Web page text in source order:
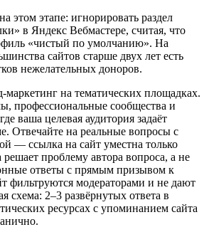
этом этапе: игнорировать раздел
в Яндекс Вебмастере, считая, что
«чистый по умолчанию». На
сайтов старше двух лет есть
нежелательных доноров.
маркетинг на тематических площадках.
профессиональные сообщества и
ваша целевая аудитория задаёт
Отвечайте на реальные вопросы с
— ссылка на сайт уместна только
решает проблему автора вопроса, а не
ответы с прямым призывом к
фильтруются модераторами и не дают
схема: 2–3 развёрнутых ответа в
ресурсах с упоминанием сайта